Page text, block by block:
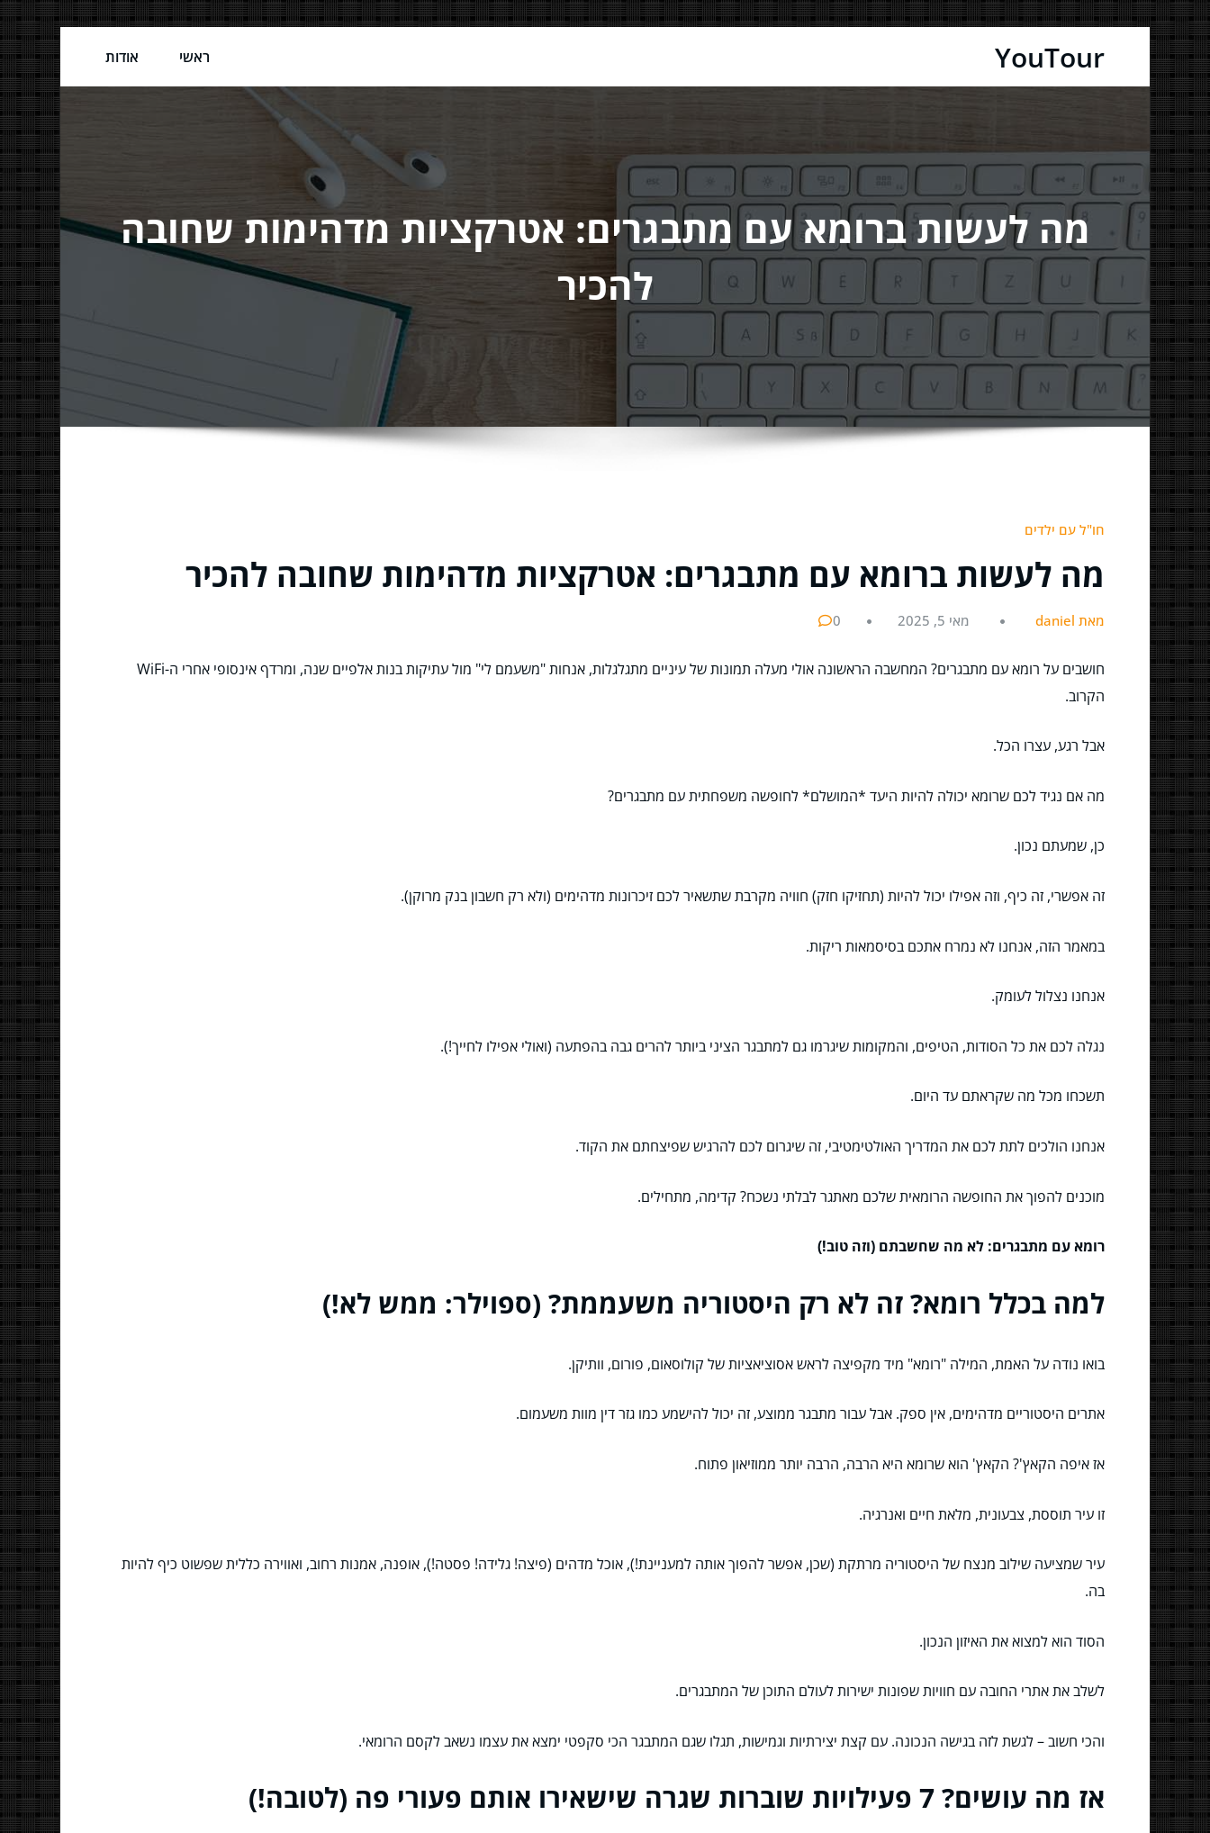
YouTour ראשי אודות
מה לעשות ברומא עם מתבגרים: אטרקציות מדהימות שחובה
להכיר
חו"ל עם ילדים
מה לעשות ברומא עם מתבגרים: אטרקציות מדהימות שחובה להכיר
מאת daniel מאי 5, 2025 0
חושבים על רומא עם מתבגרים? המחשבה הראשונה אולי מעלה תמונות של עיניים מתגלגלות, אנחות "משעמם לי" מול עתיקות בנות אלפיים שנה, ומרדף אינסופי אחרי ה-WiFi
הקרוב.
אבל רגע, עצרו הכל.
מה אם נגיד לכם שרומא יכולה להיות היעד *המושלם* לחופשה משפחתית עם מתבגרים?
כן, שמעתם נכון.
זה אפשרי, זה כיף, וזה אפילו יכול להיות (תחזיקו חזק) חוויה מקרבת שתשאיר לכם זיכרונות מדהימים (ולא רק חשבון בנק מרוקן).
במאמר הזה, אנחנו לא נמרח אתכם בסיסמאות ריקות.
אנחנו נצלול לעומק.
נגלה לכם את כל הסודות, הטיפים, והמקומות שיגרמו גם למתבגר הציני ביותר להרים גבה בהפתעה (ואולי אפילו לחייך!).
תשכחו מכל מה שקראתם עד היום.
אנחנו הולכים לתת לכם את המדריך האולטימטיבי, זה שיגרום לכם להרגיש שפיצחתם את הקוד.
מוכנים להפוך את החופשה הרומאית שלכם מאתגר לבלתי נשכח? קדימה, מתחילים.
רומא עם מתבגרים: לא מה שחשבתם (וזה טוב!)
למה בכלל רומא? זה לא רק היסטוריה משעממת? (ספוילר: ממש לא!)
בואו נודה על האמת, המילה "רומא" מיד מקפיצה לראש אסוציאציות של קולוסאום, פורום, וותיקן.
אתרים היסטוריים מדהימים, אין ספק. אבל עבור מתבגר ממוצע, זה יכול להישמע כמו גזר דין מוות משעמום.
אז איפה הקאץ'? הקאץ' הוא שרומא היא הרבה, הרבה יותר ממוזיאון פתוח.
זו עיר תוססת, צבעונית, מלאת חיים ואנרגיה.
עיר שמציעה שילוב מנצח של היסטוריה מרתקת (שכן, אפשר להפוך אותה למעניינת!), אוכל מדהים (פיצה! גלידה! פסטה!), אופנה, אמנות רחוב, ואווירה כללית שפשוט כיף להיות
בה.
הסוד הוא למצוא את האיזון הנכון.
לשלב את אתרי החובה עם חוויות שפונות ישירות לעולם התוכן של המתבגרים.
והכי חשוב – לגשת לזה בגישה הנכונה. עם קצת יצירתיות וגמישות, תגלו שגם המתבגר הכי סקפטי ימצא את עצמו נשאב לקסם הרומאי.
אז מה עושים? 7 פעילויות שוברות שגרה שישאירו אותם פעורי פה (לטובה!)